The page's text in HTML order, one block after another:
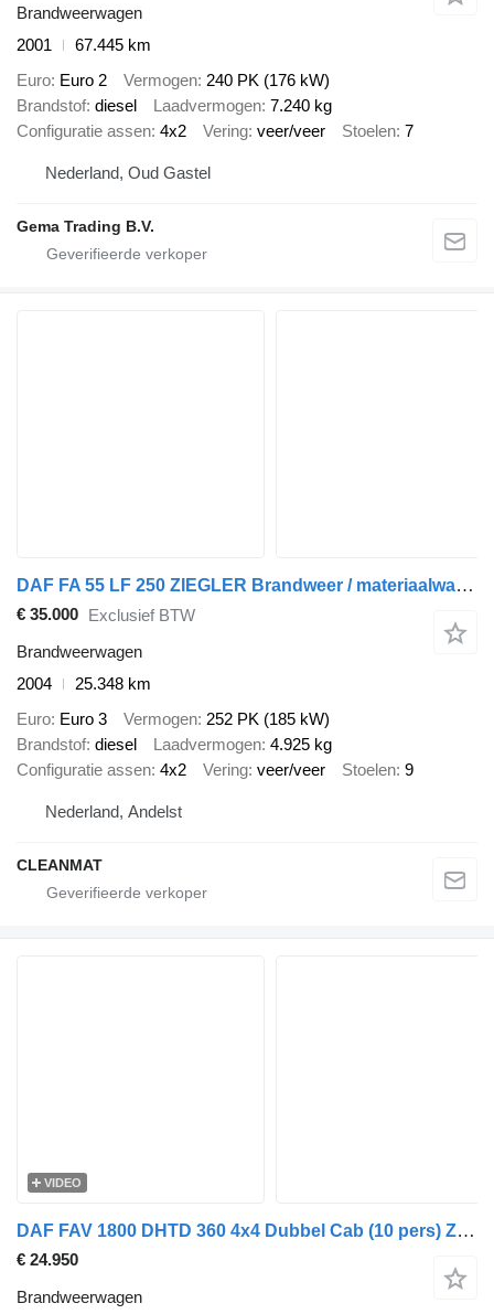
Brandweerwagen
2001
67.445 km
Euro Euro 2 Vermogen 240 PK (176 kW)
Brandstof diesel Laadvermogen 7.240 kg
Configuratie assen 4x2 Vering veer/veer Stoelen 7
Nederland, Oud Gastel
Gema Trading B.V.
DAF FA 55 LF 250 ZIEGLER Brandweer / materiaalwagen Just 25.348 km!
€ 35.000
Exclusief BTW
Brandweerwagen
2004
25.348 km
Euro Euro 3 Vermogen 252 PK (185 kW)
Brandstof diesel Laadvermogen 4.925 kg
Configuratie assen 4x2 Vering veer/veer Stoelen 9
Nederland, Andelst
CLEANMAT
VIDEO
DAF FAV 1800 DHTD 360 4x4 Dubbel Cab (10 pers) Ziegler TS10 LD2800
€ 24.950
Brandweerwagen